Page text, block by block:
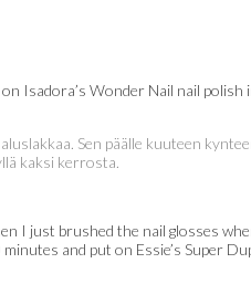
Isadora’s Wonder Nail nail
Sen päälle kuuteen
kaksi kerrosta.
I just brushed the nail glosses
and put on Essie’s Super